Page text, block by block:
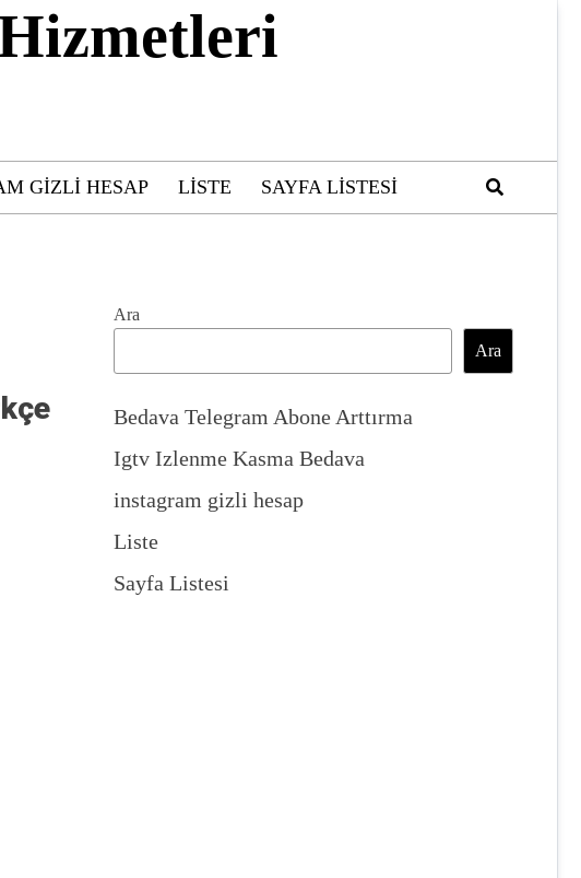
Hizmetleri
GIZLI HESAP LISTE SAYFA LISTESI
Ara
Ara
Bedava Telegram Abone Arttırma
Igtv Izlenme Kasma Bedava
instagram gizli hesap
Liste
Sayfa Listesi